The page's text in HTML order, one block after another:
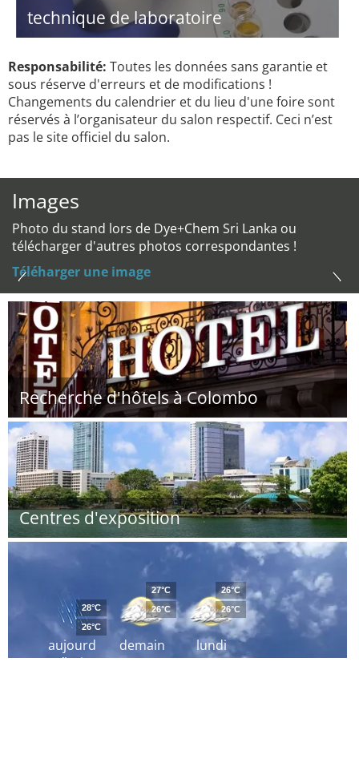
technique de laboratoire
Responsabilité: Toutes les données sans garantie et
sous réserve d'erreurs et de modifications !
Changements du calendrier et du lieu d'une foire sont
réservés à l’organisateur du salon respectif. Ceci n’est
pas le site officiel du salon.
Images
Photo du stand lors de Dye+Chem Sri Lanka ou
télécharger d'autres photos correspondantes !
Téléharger une image
Recherche d'hôtels à Colombo
Centres d'exposition
aujourd
´hui
28°C
26°C
demain
27°C
26°C
lundi
26°C
26°C